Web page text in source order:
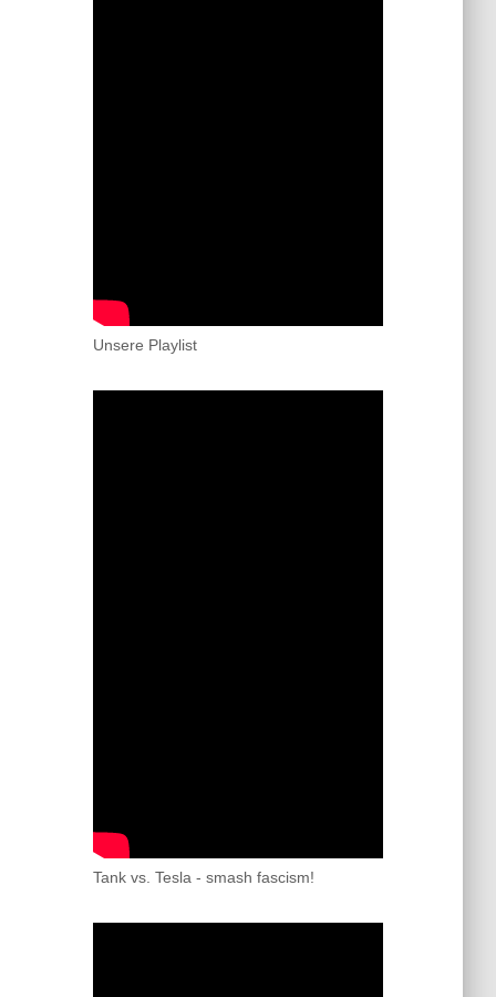
Unsere Playlist
Tank vs. Tesla - smash fascism!